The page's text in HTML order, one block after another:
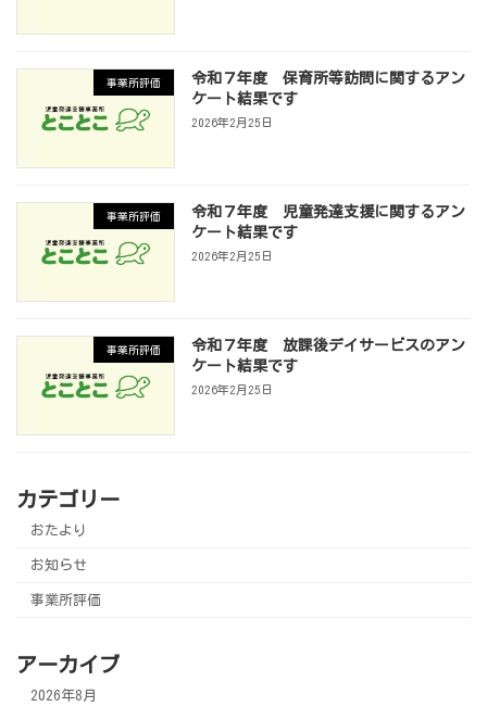
事業所評価
令和７年度 保育所等訪問に関するアン
ケート結果です
2026年2月25日
事業所評価
令和７年度 児童発達支援に関するアン
ケート結果です
2026年2月25日
事業所評価
令和７年度 放課後デイサービスのアン
ケート結果です
2026年2月25日
カテゴリー
おたより
お知らせ
事業所評価
アーカイブ
2026年8月